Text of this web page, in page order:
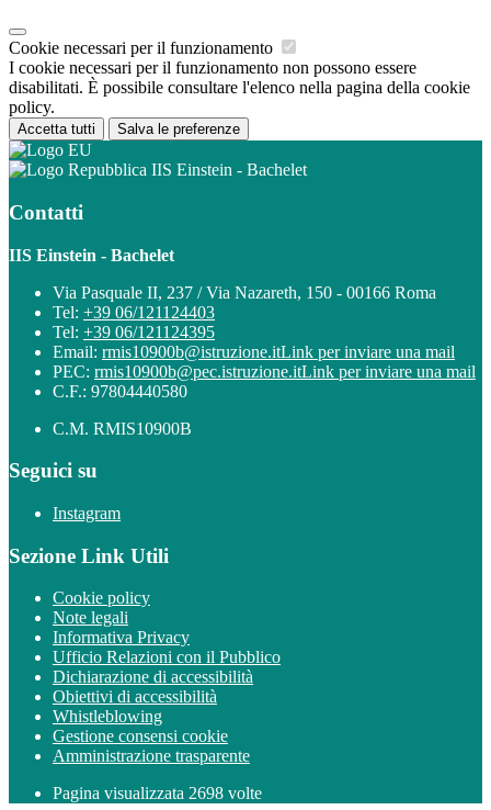
Cookie necessari per il funzionamento
I cookie necessari per il funzionamento non possono essere
disabilitati. È possibile consultare l'elenco nella pagina della cookie
policy.
Accetta tutti Salva le preferenze
IIS Einstein - Bachelet
Contatti
IIS Einstein - Bachelet
Via Pasquale II, 237 / Via Nazareth, 150 - 00166 Roma
Tel: +39 06/121124403
Tel: +39 06/121124395
Email: rmis10900b@istruzione.itLink per inviare una mail
PEC: rmis10900b@pec.istruzione.itLink per inviare una mail
C.F.: 97804440580
C.M. RMIS10900B
Seguici su
Instagram
Sezione Link Utili
Cookie policy
Note legali
Informativa Privacy
Ufficio Relazioni con il Pubblico
Dichiarazione di accessibilità
Obiettivi di accessibilità
Whistleblowing
Gestione consensi cookie
Amministrazione trasparente
Pagina visualizzata 2698 volte